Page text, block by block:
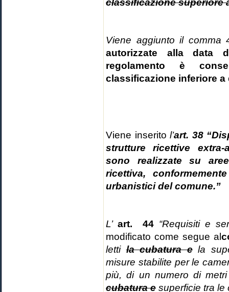
Viene aggiunto il
autorizzate alla data
regolamento è
classificazione inferiore a
Viene inserito l’art. 38
strutture ricettive extra-
sono realizzate su
ricettiva,
urbanistici del comune.”
L’ art. 44 “Requisiti e
modificato come segue al
lettila cubatura ela
misure stabilite per le
più, di un numero di
cubatura e superficie tra le